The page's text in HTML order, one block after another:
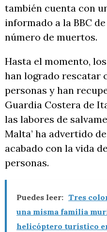
también cuenta con
informado a la BBC
número de muertos.
Hasta el momento,
han logrado rescatar
personas y han
Guardia Costera de
las labores de
Malta’ ha advertido
acabado con la vida
personas.
Puedes leer: Tres
una misma familia
helicóptero turístico